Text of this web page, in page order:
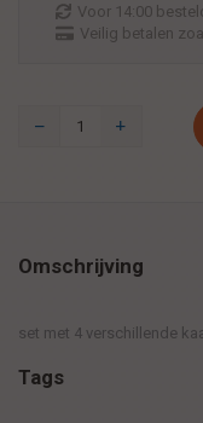
Voor 14:00
Veilig betalen
Omschrijving
set met 4 verschillende
Tags